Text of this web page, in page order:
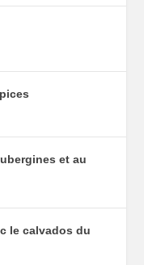
et au
le calvados du